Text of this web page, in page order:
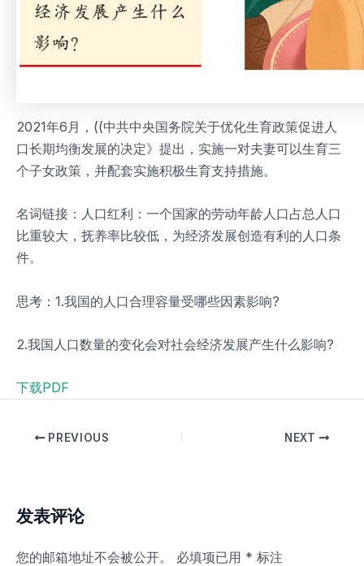
2021年6月，((中共中央国务院关于优化生育政策促进人
口长期均衡发展的决定》提出，实施一对夫妻可以生育三
个子女政策，并配套实施积极生育支持措施。
名词链接：人口红利：一个国家的劳动年龄人口占总人口
比重较大，抚养率比较低，为经济发展创造有利的人口条
件。
思考：1.我国的人口合理容量受哪些因素影响?
2.我国人口数量的变化会对社会经济发展产生什么影响?
下载PDF
PREVIOUS NEXT
发表评论
您的邮箱地址不会被公开。 必填项已用 * 标注